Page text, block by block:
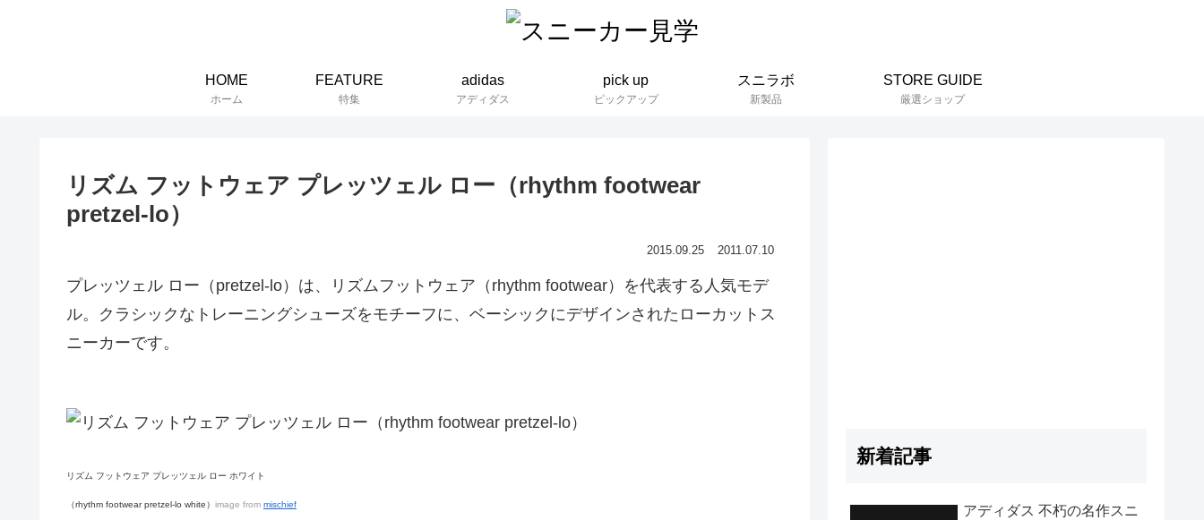
HOME
ホーム
FEATURE
特集
adidas
アディダス
pick up
ピックアップ
スニラボ
新製品
STORE GUIDE
厳選ショップ
リズム フットウェア プレッツェル ロー（rhythm footwear
pretzel-lo）
2015.09.25 2011.07.10
プレッツェル ロー（pretzel-lo）は、リズムフットウェア（rhythm footwear）を代表する人気モデ
ル。クラシックなトレーニングシューズをモチーフに、ベーシックにデザインされたローカットス
ニーカーです。
リズム フットウェア プレッツェル ロー ホワイト
（rhythm footwear pretzel-lo white） image from mischief
新着記事
アディダス 不朽の名作スニ